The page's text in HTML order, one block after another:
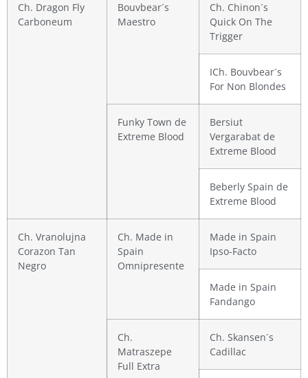
Ch. Dragon Fly
Carboneum
Bouvbear´s
Maestro
Ch. Chinon´s
Quick On The
Trigger
ICh. Bouvbear´s
For Non Blondes
Funky Town de
Extreme Blood
Bersiut
Vergarabat de
Extreme Blood
Beberly Spain de
Extreme Blood
Ch. Vranolujna
Corazon Tan
Negro
Ch. Made in
Spain
Omnipresente
Made in Spain
Ipso-Facto
Made in Spain
Fandango
Ch.
Matraszepe
Full Extra
Ch. Skansen´s
Cadillac